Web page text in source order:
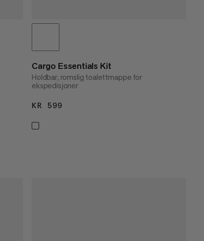
Cargo Essentials Kit
Holdbar, romslig toalettmappe for
ekspedisjoner
KR 599